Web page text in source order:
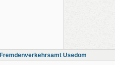
Fremdenverkehrsamt Usedom